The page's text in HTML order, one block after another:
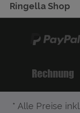
Ringella Shop
* Alle Preise